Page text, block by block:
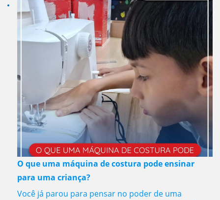
O que uma máquina de costura pode ensinar
para uma criança?
Você já parou para pensar no poder de uma